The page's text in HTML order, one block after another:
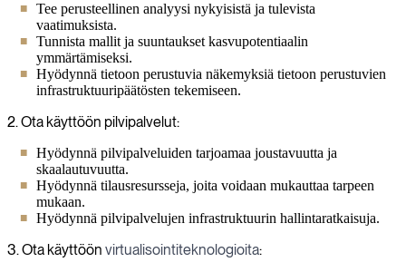
Tee perusteellinen analyysi nykyisistä ja tulevista
vaatimuksista.
Tunnista mallit ja suuntaukset kasvupotentiaalin
ymmärtämiseksi.
Hyödynnä tietoon perustuvia näkemyksiä tietoon perustuvien
infrastruktuuripäätösten tekemiseen.
2. Ota käyttöön pilvipalvelut:
Hyödynnä pilvipalveluiden tarjoamaa joustavuutta ja
skaalautuvuutta.
Hyödynnä tilausresursseja, joita voidaan mukauttaa tarpeen
mukaan.
Hyödynnä pilvipalvelujen infrastruktuurin hallintaratkaisuja.
3. Ota käyttöön virtualisointiteknologioita: